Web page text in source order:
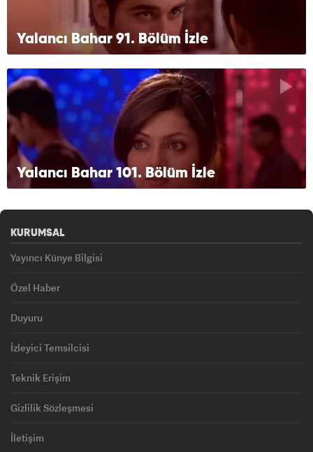
Yalancı Bahar 91. Bölüm İzle
Yalancı Bahar 101. Bölüm İzle
KURUMSAL
Yayıncı Künye Bilgisi
Özel Haber
Duyuru
İzleyici Temsilcisi
Teknik Erişim
Gizlilik Sözleşmesi
İletişim